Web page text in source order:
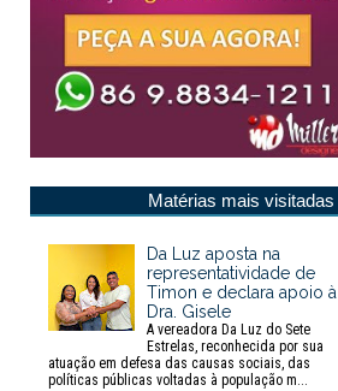
Matérias mais visitadas
Da Luz aposta na
representatividade de
Timon e declara apoio à
Dra. Gisele
A vereadora Da Luz do Sete
Estrelas, reconhecida por sua
atuação em defesa das causas sociais, das
políticas públicas voltadas à população m...